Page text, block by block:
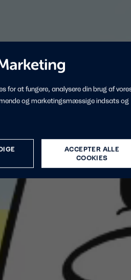
for at fungere, analysere din brug af
og marketingsmæssige indsats og
ACCEPTER ALLE
COOKIES